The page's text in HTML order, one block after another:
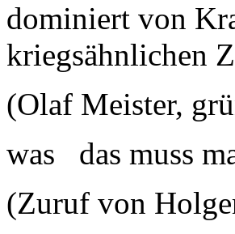
dominiert von
kriegsähnlichen
(Olaf Meister,
was das muss
(Zuruf von